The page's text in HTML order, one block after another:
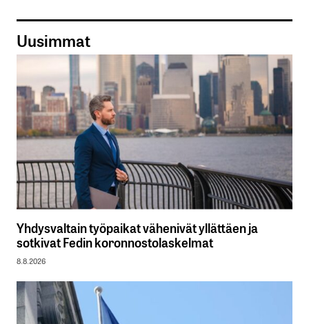
Uusimmat
Yhdysvaltain työpaikat vähenivät yllättäen ja
sotkivat Fedin koronnostolaskelmat
8.8.2026